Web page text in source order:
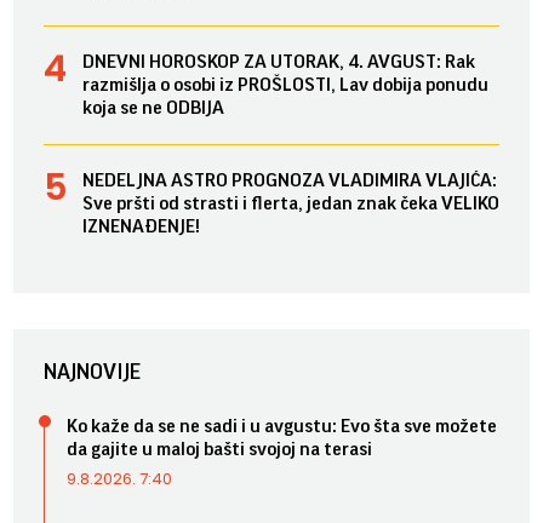
DNEVNI HOROSKOP ZA UTORAK, 4. AVGUST: Rak
razmišlja o osobi iz PROŠLOSTI, Lav dobija ponudu
koja se ne ODBIJA
NEDELJNA ASTRO PROGNOZA VLADIMIRA VLAJIĆA:
Sve pršti od strasti i flerta, jedan znak čeka VELIKO
IZNENAĐENJE!
NAJNOVIJE
Ko kaže da se ne sadi i u avgustu: Evo šta sve možete
da gajite u maloj bašti svojoj na terasi
9.8.2026. 7:40